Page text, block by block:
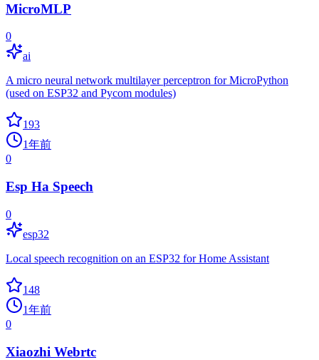
MicroMLP
0
ai
A micro neural network multilayer perceptron for MicroPython
(used on ESP32 and Pycom modules)
193
1年前
0
Esp Ha Speech
0
esp32
Local speech recognition on an ESP32 for Home Assistant
148
1年前
0
Xiaozhi Webrtc